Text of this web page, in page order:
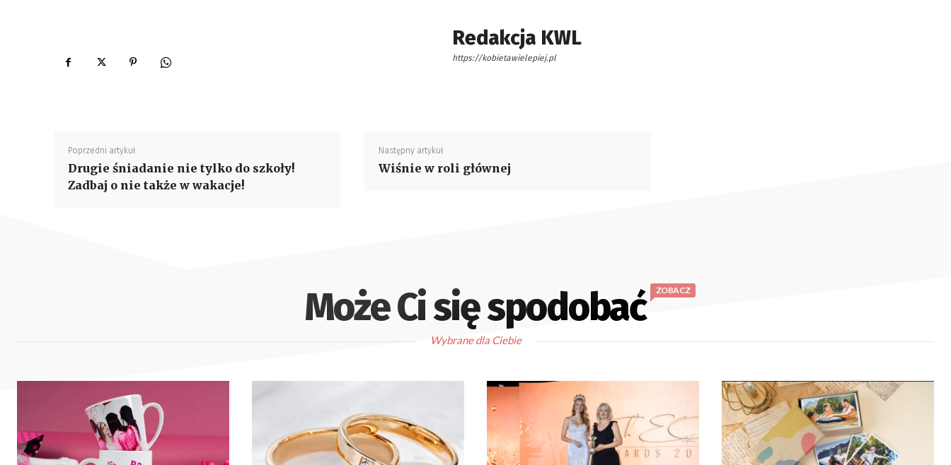
Redakcja KWL
https://kobietawielepiej.pl
Poprzedni artykuł
Drugie śniadanie nie tylko do szkoły!
Zadbaj o nie także w wakacje!
Następny artykuł
Wiśnie w roli głównej
Może Ci się spodobać ZOBACZ
Wybrane dla Ciebie